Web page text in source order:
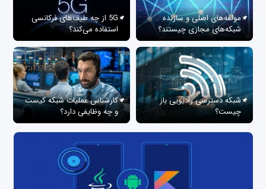
مولفه‌های اصلی و سازنده
شبکه‌های مجازی چیستند؟
5G از چه طیف‌های فرکانسی
استفاده می‌کند؟
شبکه دسترسی رادیویی باز
چیست؟
کارشناس عملیات شبکه کیست
و چه وظایفی دارد؟